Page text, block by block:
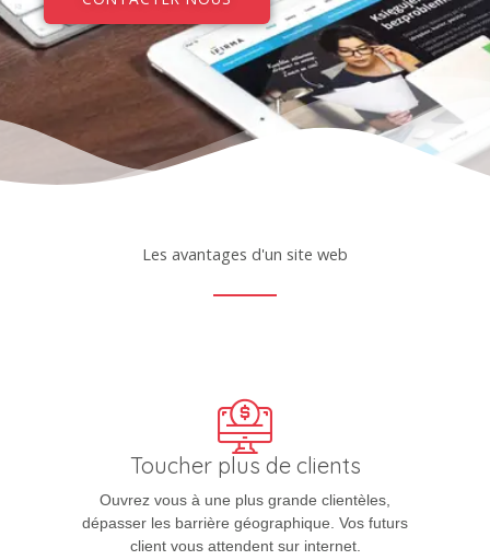
Les avantages d'un site web
Toucher plus de clients
Ouvrez vous à une plus grande clientèles,
dépasser les barrière géographique. Vos futurs
client vous attendent sur internet.